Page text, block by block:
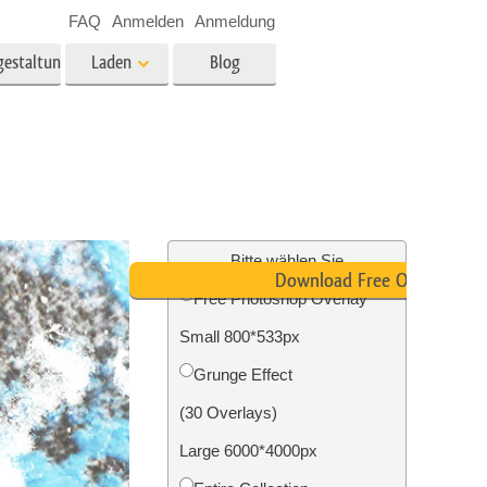
Foto-Restaurierung
Laden
Video-Overlays
Blog
FAQ Anmelden Anmeldung
Bitte wählen Sie
Free Photoshop Overlay
Small 800*533px
Grunge Effect
(30 Overlays)
Large 6000*4000px
Download Free Overlay